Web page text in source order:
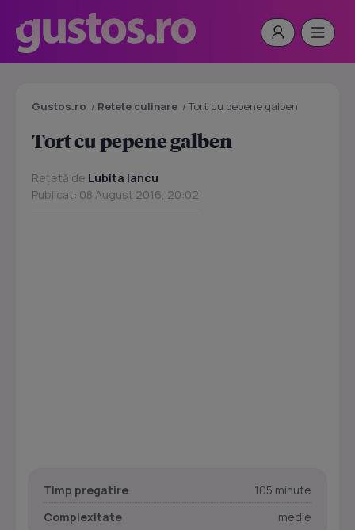
Gustos.ro / Retete culinare /Tort cu pepene galben
Tort cu pepene galben
Rețetă de Lubita Iancu
Publicat: 08 August 2016, 20:02
Timp pregatire
105 minute
Complexitate
medie